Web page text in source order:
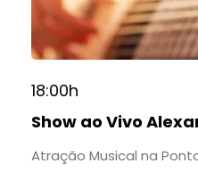
18:00h
Show ao Vivo
Atração Musical na